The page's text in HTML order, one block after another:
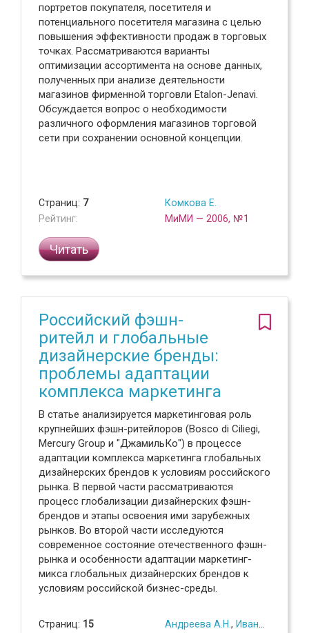
портретов покупателя, посетителя и
потенциального посетителя магазина с целью
повышения эффективности продаж в торговых
точках. Рассматриваются варианты
оптимизации ассортимента на основе данных,
полученных при анализе деятельности
магазинов фирменной торговли Etalon-Jenavi.
Обсуждается вопрос о необходимости
различного оформления магазинов торговой
сети при сохранении основной концепции.
Страниц: 7
Рейтинг:
Комкова Е.
МиМИ — 2006, №1
Читать
Российский фэшн-
ритейл и глобальные
дизайнерские бренды:
проблемы адаптации
комплекса маркетинга
В статье анализируется маркетинговая роль
крупнейших фэшн-ритейлоров (Bosco di Ciliegi,
Mercury Group и "ДжамильКо") в процессе
адаптации комплекса маркетинга глобальных
дизайнерских брендов к условиям российского
рынка. В первой части рассматриваются
процесс глобализации дизайнерских фэшн-
брендов и этапы освоения ими зарубежных
рынков. Во второй части исследуются
современное состояние отечественного фэшн-
рынка и особенности адаптации маркетинг-
микса глобальных дизайнерских брендов к
условиям российской бизнес-среды.
Страниц: 15
Андреева А.Н. , Иванова О.